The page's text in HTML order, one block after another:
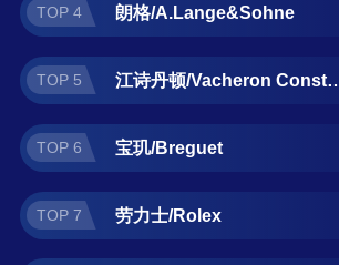
牌子好？那么本自动机械表十大品牌榜
数据推荐口碑最好的自动机械表品牌，
得放心。(榜单每月更新一次)
TOP 4 朗格/A.Lange&Sohne
TOP 5 江诗丹顿/
TOP 6 宝玑/Breguet
TOP 7 劳力士/Rolex